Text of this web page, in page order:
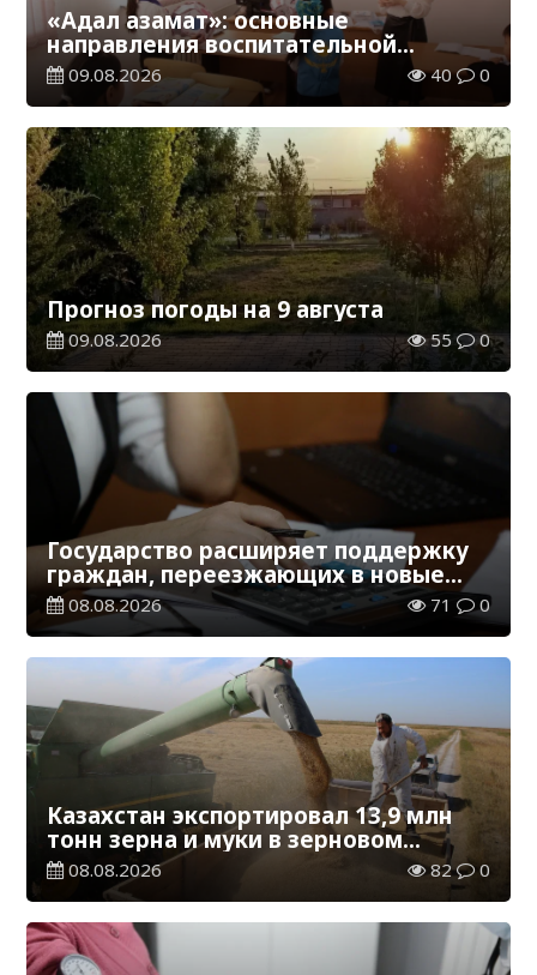
«Адал азамат»: основные
направления воспитательной
работы в новом учебном году
09.08.2026 40 0
Прогноз погоды на 9 августа
09.08.2026 55 0
Государство расширяет поддержку
граждан, переезжающих в новые
регионы для работы
08.08.2026 71 0
Казахстан экспортировал 13,9 млн
тонн зерна и муки в зерновом
эквиваленте
08.08.2026 82 0